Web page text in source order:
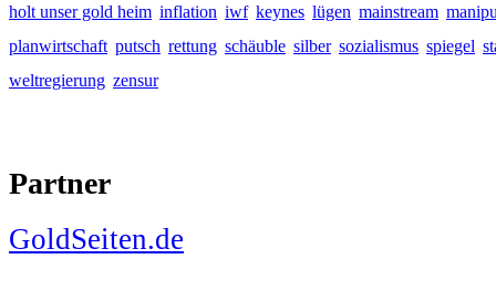
holt unser gold heim inflation iwf keynes lügen mainstream
planwirtschaft putsch rettung schäuble silber sozialismus spiegel
weltregierung zensur
Partner
GoldSeiten.de